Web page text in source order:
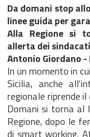
Da domani stop
linee guida per
Alla Regione si
allerta dei sindacati
Antonio Giordano -
In un momento in
Sicilia, anche
regionale riprende
Domani si torna al
Regione, dopo le
di smart working.